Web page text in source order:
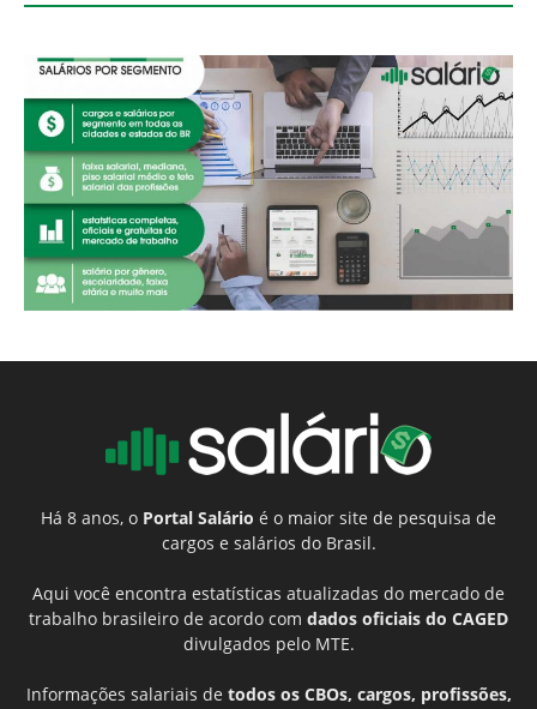
Há 8 anos, o Portal Salário é o maior site de pesquisa de
cargos e salários do Brasil.
Aqui você encontra estatísticas atualizadas do mercado de
trabalho brasileiro de acordo com dados oficiais do CAGED
divulgados pelo MTE.
Informações salariais de todos os CBOs, cargos, profissões,